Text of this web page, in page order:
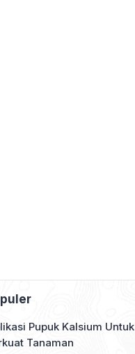
Pupuk Kalsium Untuk
Tanaman